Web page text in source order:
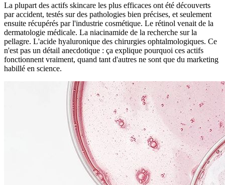
La plupart des actifs skincare les plus efficaces ont été découverts
par accident, testés sur des pathologies bien précises, et seulement
ensuite récupérés par l'industrie cosmétique. Le rétinol venait de la
dermatologie médicale. La niacinamide de la recherche sur la
pellagre. L'acide hyaluronique des chirurgies ophtalmologiques. Ce
n'est pas un détail anecdotique : ça explique pourquoi ces actifs
fonctionnent vraiment, quand tant d'autres ne sont que du marketing
habillé en science.